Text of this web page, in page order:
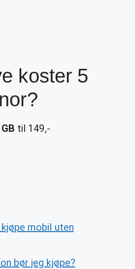
koster 5
til 149,-
mobil uten
bør jeg kjøpe?